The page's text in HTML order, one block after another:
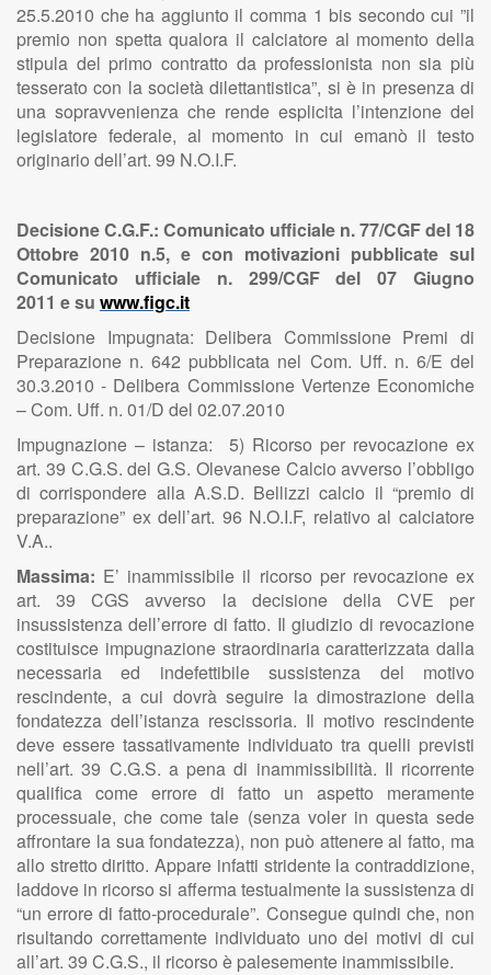
25.5.2010 che ha aggiunto il comma 1 bis secondo cui ”il
premio non spetta qualora il calciatore al momento della
stipula del primo contratto da professionista non sia più
tesserato con la società dilettantistica”, si è in presenza di
una sopravvenienza che rende esplicita l’intenzione del
legislatore federale, al momento in cui emanò il testo
originario dell’art. 99 N.O.I.F.
Decisione C.G.F.: Comunicato ufficiale n. 77/CGF del 18
Ottobre 2010 n.5, e con motivazioni pubblicate sul
Comunicato ufficiale n. 299/CGF del 07 Giugno
2011 e su www.figc.it
Decisione Impugnata: Delibera Commissione Premi di
Preparazione n. 642 pubblicata nel Com. Uff. n. 6/E del
30.3.2010 - Delibera Commissione Vertenze Economiche
– Com. Uff. n. 01/D del 02.07.2010
Impugnazione – istanza: 5) Ricorso per revocazione ex
art. 39 C.G.S. del G.S. Olevanese Calcio avverso l’obbligo
di corrispondere alla A.S.D. Bellizzi calcio il “premio di
preparazione” ex dell’art. 96 N.O.I.F, relativo al calciatore
V.A..
Massima: E’ inammissibile il ricorso per revocazione ex
art. 39 CGS avverso la decisione della CVE per
insussistenza dell’errore di fatto. Il giudizio di revocazione
costituisce impugnazione straordinaria caratterizzata dalla
necessaria ed indefettibile sussistenza del motivo
rescindente, a cui dovrà seguire la dimostrazione della
fondatezza dell’istanza rescissoria. Il motivo rescindente
deve essere tassativamente individuato tra quelli previsti
nell’art. 39 C.G.S. a pena di inammissibilità. Il ricorrente
qualifica come errore di fatto un aspetto meramente
processuale, che come tale (senza voler in questa sede
affrontare la sua fondatezza), non può attenere al fatto, ma
allo stretto diritto. Appare infatti stridente la contraddizione,
laddove in ricorso si afferma testualmente la sussistenza di
“un errore di fatto-procedurale”. Consegue quindi che, non
risultando correttamente individuato uno dei motivi di cui
all’art. 39 C.G.S., il ricorso è palesemente inammissibile.